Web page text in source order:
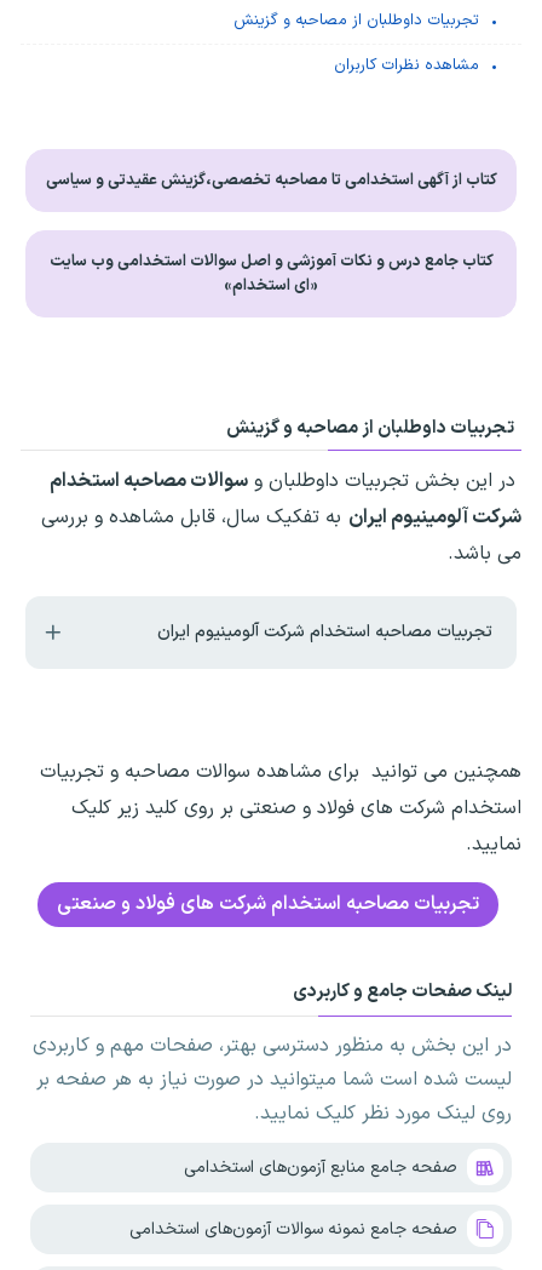
تجربیات داوطلبان از مصاحبه و گزینش
مشاهده نظرات کاربران
کتاب از آگهی استخدامی تا مصاحبه تخصصی،گزینش عقیدتی و سیاسی
کتاب جامع درس و نکات آموزشی و اصل سوالات استخدامی وب سایت
«ای استخدام»
تجربیات داوطلبان از مصاحبه و گزینش
در این بخش تجربیات داوطلبان و سوالات مصاحبه استخدام
شرکت آلومینیوم ایران به تفکیک سال، قابل مشاهده و بررسی
می باشد.
تجربیات مصاحبه استخدام شرکت آلومینیوم ایران
همچنین می توانید برای مشاهده سوالات مصاحبه و تجربیات
استخدام شرکت های فولاد و صنعتی بر روی کلید زیر کلیک
نمایید.
تجربیات مصاحبه استخدام شرکت های فولاد و صنعتی
لینک صفحات جامع و کاربردی
در این بخش به منظور دسترسی بهتر، صفحات مهم و کاربردی
لیست شده است شما میتوانید در صورت نیاز به هر صفحه بر
روی لینک مورد نظر کلیک نمایید.
صفحه جامع منابع آزمون‌های استخدامی
صفحه جامع نمونه سوالات آزمون‌های استخدامی